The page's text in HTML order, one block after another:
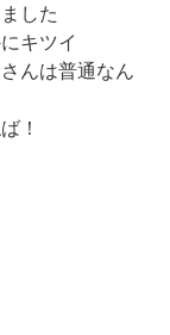
した
キツイ
んは普通なん
！